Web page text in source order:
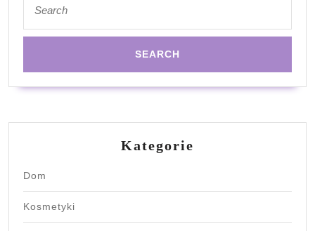
for:
Kategorie
Dom
Kosmetyki